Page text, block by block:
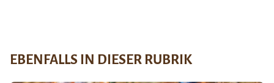
EBENFALLS IN DIESER RUBRIK